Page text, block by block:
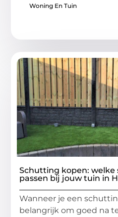
Woning En Tuin
Schutting kopen:
passen bij jouw tuin in
Wanneer je een
belangrijk om goed na